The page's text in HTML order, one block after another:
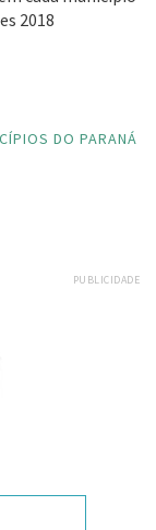
2018
DO PARANÁ
PUBLICIDADE